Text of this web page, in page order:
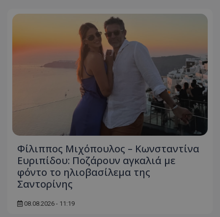
Φίλιππος Μιχόπουλος – Κωνσταντίνα
Ευριπίδου: Ποζάρουν αγκαλιά με
φόντο το ηλιοβασίλεμα της
Σαντορίνης
08.08.2026 - 11:19